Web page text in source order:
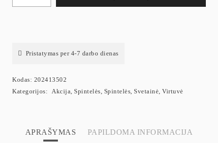
Pristatymas per 4-7 darbo dienas
Kodas: 202413502
Kategorijos:
Akcija Spintelės Spintelės Svetainė Virtuvė
APRAŠYMAS PAPILDOMA INFORMACIJA